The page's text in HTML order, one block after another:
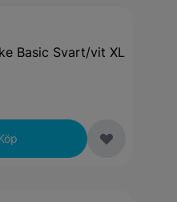
Basic Svart/vit XL